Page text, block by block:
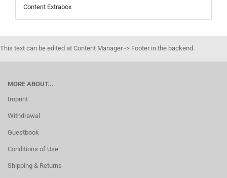
Content Extrabox
This text can be edited at Content Manager -> Footer in the backend.
MORE ABOUT...
Imprint
Withdrawal
Guestbook
Conditions of Use
Shipping & Returns